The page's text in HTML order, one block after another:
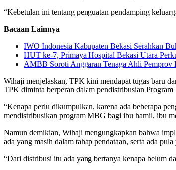
“Kebetulan ini tentang penguatan pendamping
Bacaan Lainnya
IWO Indonesia Kabupaten Bekasi Serahkan
HUT ke-7, Primaya Hospital Bekasi Utara
AMBB Soroti Anggaran Tenaga Ahli Pemprov
Wihaji menjelaskan, TPK kini mendapat tugas baru
TPK diminta berperan dalam pendistribusian
“Kenapa perlu dikumpulkan, karena ada beberapa
mendistribusikan program MBG bagi ibu hamil, ibu
Namun demikian, Wihaji mengungkapkan bahwa
ada yang masih dalam tahap pendataan, serta ada
“Dari distribusi itu ada yang bertanya kenapa belum